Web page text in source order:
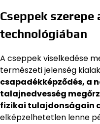
Cseppek
technológiában
A cseppek viselkedése
természeti jelenség
csapadékképződés, a
talajnedvesség
fizikai tulajdonságain
elképzelhetetlen lenne